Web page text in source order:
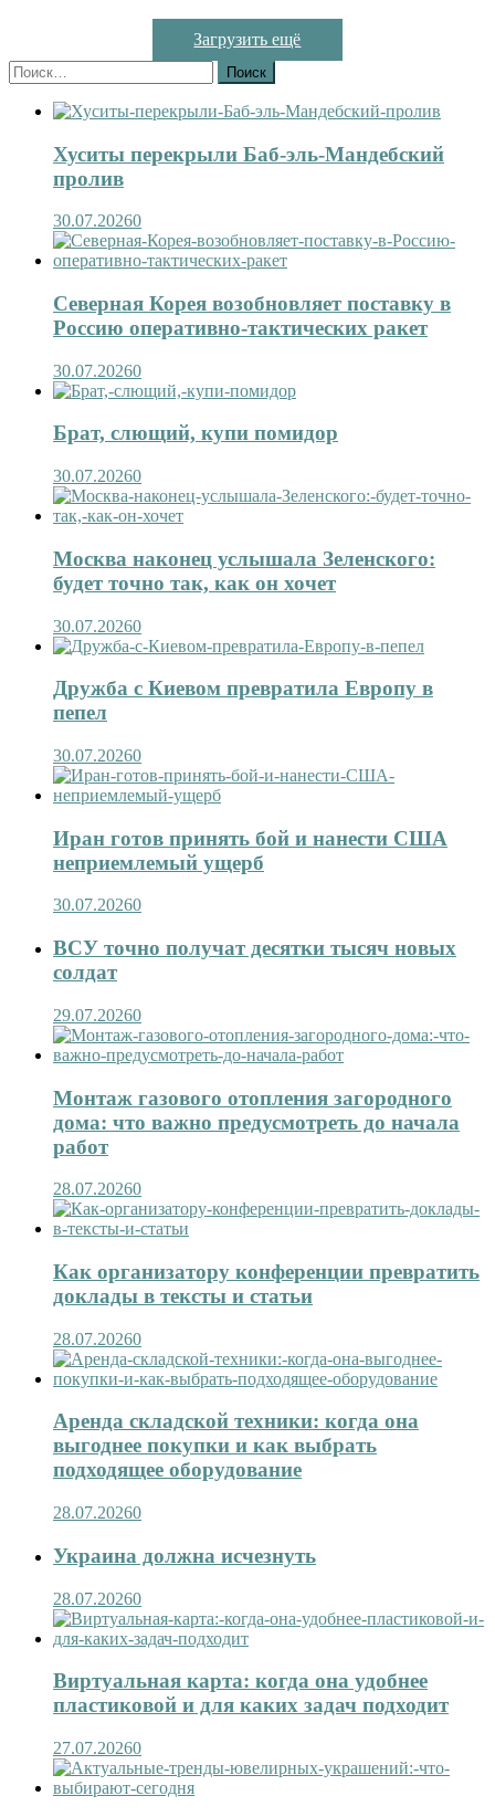
Загрузить ещё
Найти:
Хуситы перекрыли Баб-эль-Мандебский
пролив
30.07.20260
Северная Корея возобновляет поставку в
Россию оперативно-тактических ракет
30.07.20260
Брат, слющий, купи помидор
30.07.20260
Москва наконец услышала Зеленского:
будет точно так, как он хочет
30.07.20260
Дружба с Киевом превратила Европу в
пепел
30.07.20260
Иран готов принять бой и нанести США
неприемлемый ущерб
30.07.20260
ВСУ точно получат десятки тысяч новых
солдат
29.07.20260
Монтаж газового отопления загородного
дома: что важно предусмотреть до начала
работ
28.07.20260
Как организатору конференции превратить
доклады в тексты и статьи
28.07.20260
Аренда складской техники: когда она
выгоднее покупки и как выбрать
подходящее оборудование
28.07.20260
Украина должна исчезнуть
28.07.20260
Виртуальная карта: когда она удобнее
пластиковой и для каких задач подходит
27.07.20260